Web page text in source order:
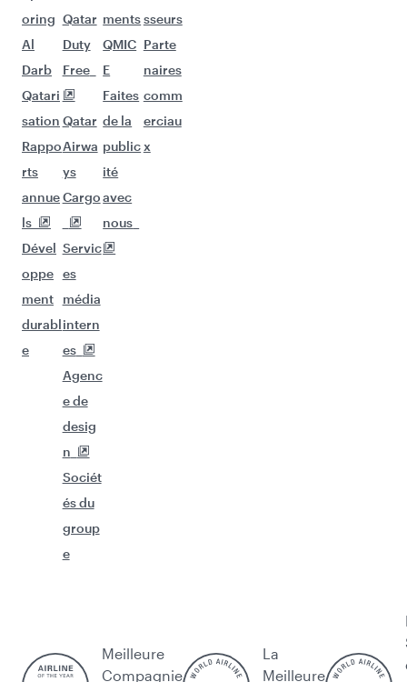
oring
Al
Darb
Qatari
sation
Rappo
rts
annue
ls
Dével
oppe
ment
durabl
e
Qatar
Duty
Free
Qatar
Airwa
ys
Cargo
Servic
es
média
intern
es
Agenc
e de
desig
n
Sociét
és du
group
e
ments
QMIC
E
Faites
de la
public
ité
avec
nous
sseurs
Parte
naires
comm
erciau
x
Meilleure
Compagnie
La
Meilleure